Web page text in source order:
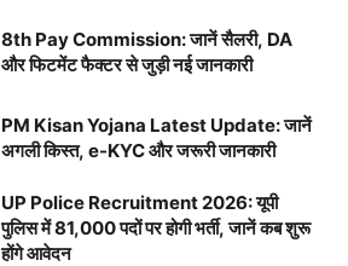
8th Pay Commission: जानें सैलरी, DA
और फिटमेंट फैक्टर से जुड़ी नई जानकारी
PM Kisan Yojana Latest Update: जानें
अगली किस्त, e-KYC और जरूरी जानकारी
UP Police Recruitment 2026: यूपी
पुलिस में 81,000 पदों पर होगी भर्ती, जानें कब शुरू
होंगे आवेदन